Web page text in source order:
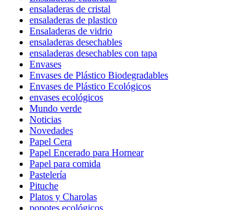
ensaladeras de cristal
ensaladeras de plastico
Ensaladeras de vidrio
ensaladeras desechables
ensaladeras desechables con tapa
Envases
Envases de Plástico Biodegradables
Envases de Plástico Ecológicos
envases ecológicos
Mundo verde
Noticias
Novedades
Papel Cera
Papel Encerado para Hornear
Papel para comida
Pastelería
Pituche
Platos y Charolas